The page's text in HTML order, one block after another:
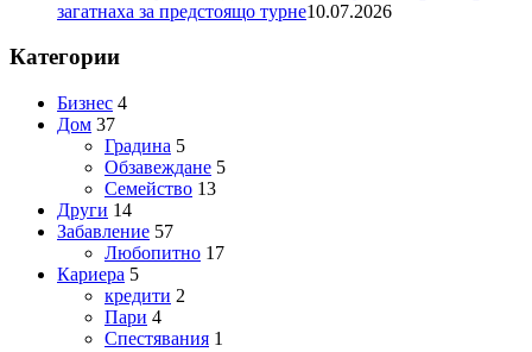
загатнаха за предстоящо турне10.07.2026
Категории
Бизнес 4
Дом 37
Градина 5
Обзавеждане 5
Семейство 13
Други 14
Забавление 57
Любопитно 17
Кариера 5
кредити 2
Пари 4
Спестявания 1